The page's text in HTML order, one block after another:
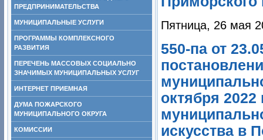
ПРЕДПРИНИМАТЕЛЬСТВА
МУНИЦИПАЛЬНЫЕ УСЛУГИ
ПРОГРАММЫ КОМПЛЕКСНОГО
РАЗВИТИЯ
ПЕРЕЧЕНЬ МАССОВЫХ СОЦИАЛЬНО
ЗНАЧИМЫХ МУНИЦИПАЛЬНЫХ УСЛУГ
ИНТЕРНЕТ ПРИЕМНАЯ
ДУМА ПОЖАРСКОГО
МУНИЦИПАЛЬНОГО ОКРУГА
КОМИССИИ
Пятница, 26 мая
550-па от
октября
искусства в